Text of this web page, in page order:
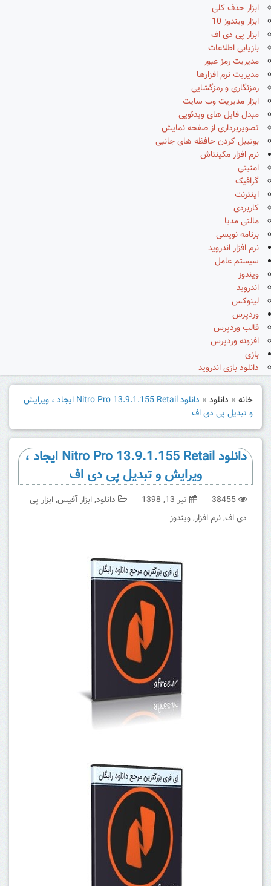
ابزار حذف کلی
ابزار ویندوز 10
ابزار پی دی اف
بازیابی اطلاعات
مدیریت رمز عبور
مدیریت نرم افزارها
رمزنگاری و رمزگشایی
ابزار مدیریت وب سایت
مبدل فایل های ویدئویی
تصویربرداری از صفحه نمایش
بوتیبل کردن حافظه های جانبی
نرم افزار مکینتاش
امنیتی
گرافیک
اینترنت
کاربردی
مالتی مدیا
برنامه نویسی
نرم افزار اندروید
سیستم عامل
ویندوز
اندروید
لینوکس
وردپرس
قالب وردپرس
افزونه وردپرس
بازی
دانلود بازی اندروید
خانه » دانلود »
دانلود Nitro Pro 13.9.1.155 Retail ایجاد ، ویرایش
و تبدیل پی دی اف
دانلود Nitro Pro 13.9.1.155 Retail ایجاد ،
ویرایش و تبدیل پی دی اف
38455 تیر 13, 1398 دانلود,ابزار آفیس,ابزار پی
دی اف,نرم افزار,ویندوز